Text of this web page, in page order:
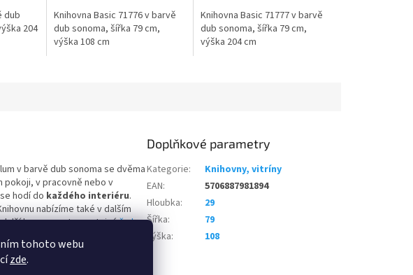
tohoto webu
zde.
dub
204
Knihovna Basic 71776 v barvě
dub sonoma, šířka 79 cm,
výška 108 cm
Knihovna Basic 71777 v barvě
dub sonoma, šířka 79 cm,
výška 204 cm
v barvě dub sonoma se dvěma
pokoji, v pracovně nebo v
hodí do každého interiéru.
nabízíme také v dalším
komponenty ze stejnéřady
Doplňkové parametry
Kategorie:
Knihovny, vitríny
EAN:
5706887981894
Hloubka:
29
Šířka:
79
Výška: 108